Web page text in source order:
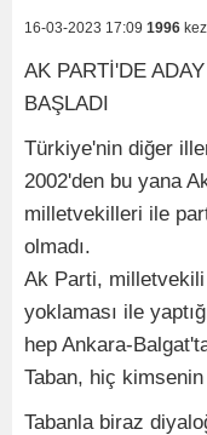
16-03-2023 17:09 1996
AK PARTİ'DE
BAŞLADI
Türkiye'nin diğer
2002'den bu yana
milletvekilleri ile
olmadı.
Ak Parti,
yoklaması ile
hep Ankara-
Taban, hiç kimsenin
Tabanla biraz